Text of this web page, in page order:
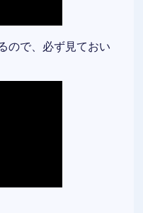
ので、必ず見ておい